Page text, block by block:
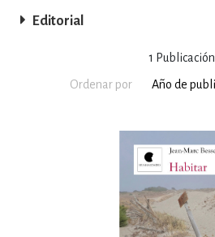
1 Publicación
Ordenar por
Editorial